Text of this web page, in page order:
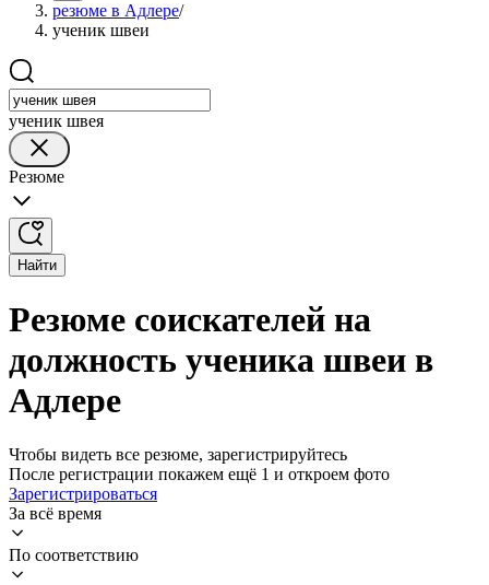
резюме в Адлере/
ученик швеи
ученик швея
Резюме
Найти
Резюме соискателей на
должность ученика швеи в
Адлере
Чтобы видеть все резюме, зарегистрируйтесь
После регистрации покажем ещё 1 и откроем фото
Зарегистрироваться
За всё время
По соответствию